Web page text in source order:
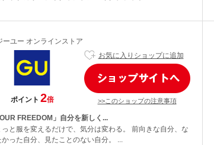
ーユー オンラインストア
ポイント 2倍
お気に入りショップに追加
>>このショップの注意事項
FREEDOM」自分を新しく...
っと服を変えるだけで、気分は変わる。 前向きな自分、な
かった自分、見たことのない自分。 ...